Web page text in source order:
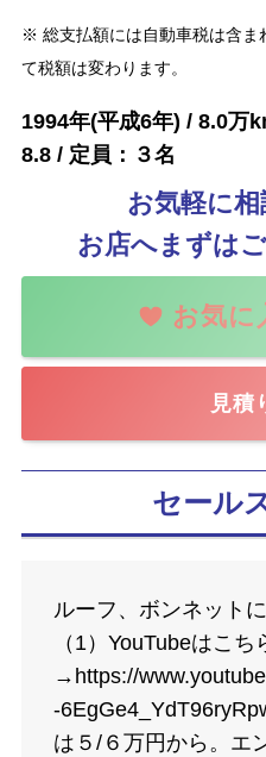
※ 総支払額には自動車税は含ま
て税額は変わります。
1994年(平成6年) / 8.0万
8.8 / 定員：３名
お気軽に相
お店へまずは
見積
セール
ルーフ、ボンネット
（1）YouTubeはこち
→https://
-
は５/６万円から。エ